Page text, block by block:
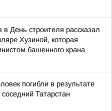
День строителя рассказал
Хузиной, которая
башенного крана
погибли в результате
Татарстан